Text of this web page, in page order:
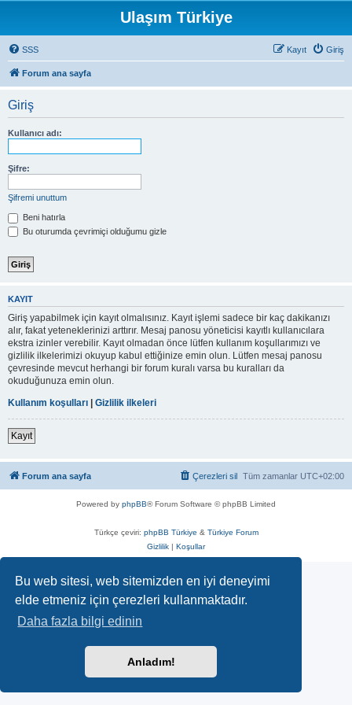
Bu web sitesi, web sitemizden en iyi deneyimi
elde etmeniz için çerezleri kullanmaktadır.
Daha fazla bilgi edinin
Anladım!
Ulaşım Türkiye
SSS Giriş
Kayıt
Forum ana sayfa
Giriş
Kullanıcı adı:
Şifre:
Şifremi unuttum
Beni hatırla
Bu oturumda çevrimiçi olduğumu gizle
KAYIT
Giriş yapabilmek için kayıt olmalısınız. Kayıt işlemi sadece bir kaç dakikanızı
alır, fakat yeteneklerinizi arttırır. Mesaj panosu yöneticisi kayıtlı kullanıcılara
ekstra izinler verebilir. Kayıt olmadan önce lütfen kullanım koşullarımızı ve
gizlilik ilkelerimizi okuyup kabul ettiğinize emin olun. Lütfen mesaj panosu
çevresinde mevcut herhangi bir forum kuralı varsa bu kuralları da
okuduğunuza emin olun.
Kullanım koşulları | Gizlilik ilkeleri
Kayıt
Forum ana sayfa Tüm zamanlar UTC+02:00
Çerezleri sil
Powered by phpBB® Forum Software © phpBB Limited
Türkçe çeviri: phpBB Türkiye & Türkiye Forum
Gizlilik | Koşullar